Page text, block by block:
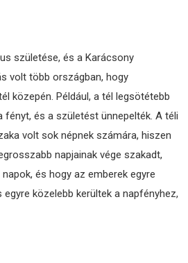
születése, és a Karácsony
volt több országban, hogy
közepén. Például, a tél legsötétebb
fényt, és a születést ünnepelték. A téli
volt sok népnek számára, hiszen
napjainak vége szakadt,
és hogy az emberek egyre
közelebb kerültek a napfényhez,